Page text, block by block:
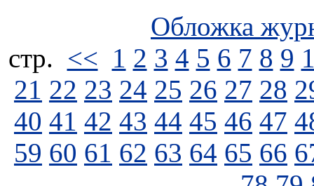
Обложка
стp. << 1 2 3 4 5 6 7 8 9
21 22 23 24 25 26 27 28
40 41 42 43 44 45 46 47
59 60 61 62 63 64 65 66